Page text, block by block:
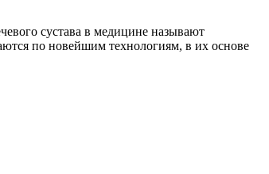
сустава в медицине называют
по новейшим технологиям, в их основе